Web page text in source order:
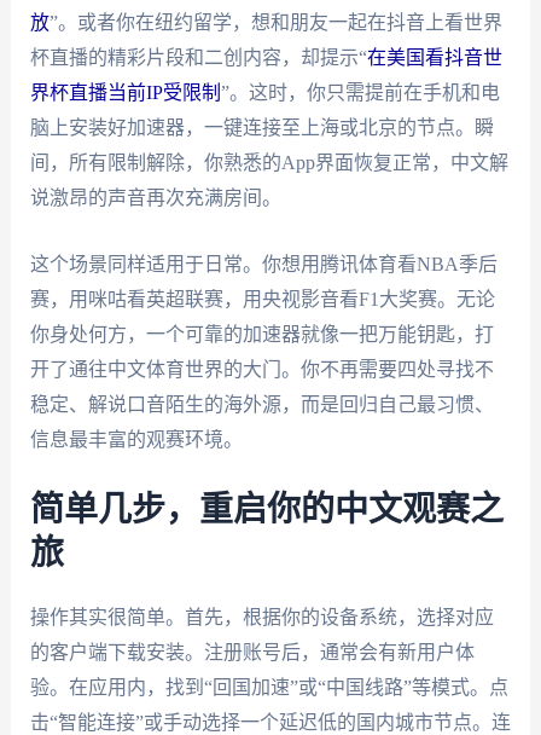
放”。或者你在纽约留学，想和朋友一起在抖音上看世界
杯直播的精彩片段和二创内容，却提示“在美国看抖音世
界杯直播当前IP受限制 ”。这时，你只需提前在手机和电
脑上安装好加速器，一键连接至上海或北京的节点。瞬
间，所有限制解除，你熟悉的App界面恢复正常，中文解
说激昂的声音再次充满房间。
这个场景同样适用于日常。你想用腾讯体育看NBA季后
赛，用咪咕看英超联赛，用央视影音看F1大奖赛。无论
你身处何方，一个可靠的加速器就像一把万能钥匙，打
开了通往中文体育世界的大门。你不再需要四处寻找不
稳定、解说口音陌生的海外源，而是回归自己最习惯、
信息最丰富的观赛环境。
简单几步，重启你的中文观赛之
旅
操作其实很简单。首先，根据你的设备系统，选择对应
的客户端下载安装。注册账号后，通常会有新用户体
验。在应用内，找到“回国加速”或“中国线路”等模式。点
击“智能连接”或手动选择一个延迟低的国内城市节点。连